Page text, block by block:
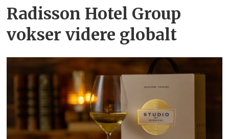
Radisson Hotel Group
vokser videre globalt